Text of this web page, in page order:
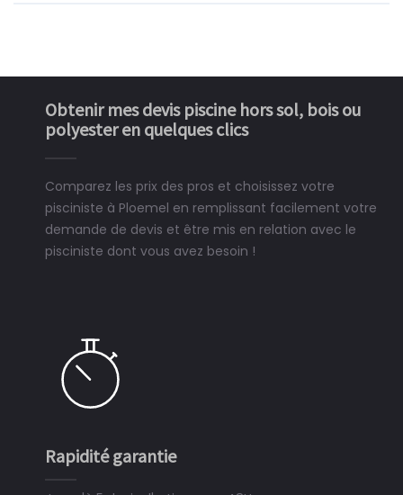
Obtenir mes devis piscine hors sol, bois ou
polyester en quelques clics
Comparez les prix des pros et choisissez votre
pisciniste à Ploemel en remplissant facilement votre
demande de devis et être mis en relation avec le
pisciniste dont vous avez besoin !
Rapidité garantie